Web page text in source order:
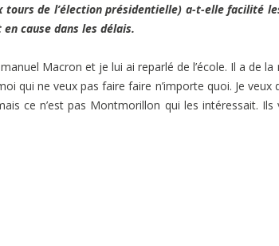
tours de l’élection présidentielle) a-t-elle facilité
cause dans les délais.
Macron et je lui ai reparlé de l’école. Il a de
qui ne veux pas faire faire n’importe quoi. Je veux
ce n’est pas Montmorillon qui les intéressait. Ils